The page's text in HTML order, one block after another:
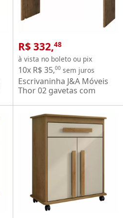
R$ 332,48
à vista no boleto ou pix
10x R$ 35,00 sem juros
Escrivaninha J&A Móveis
Thor 02 gavetas com